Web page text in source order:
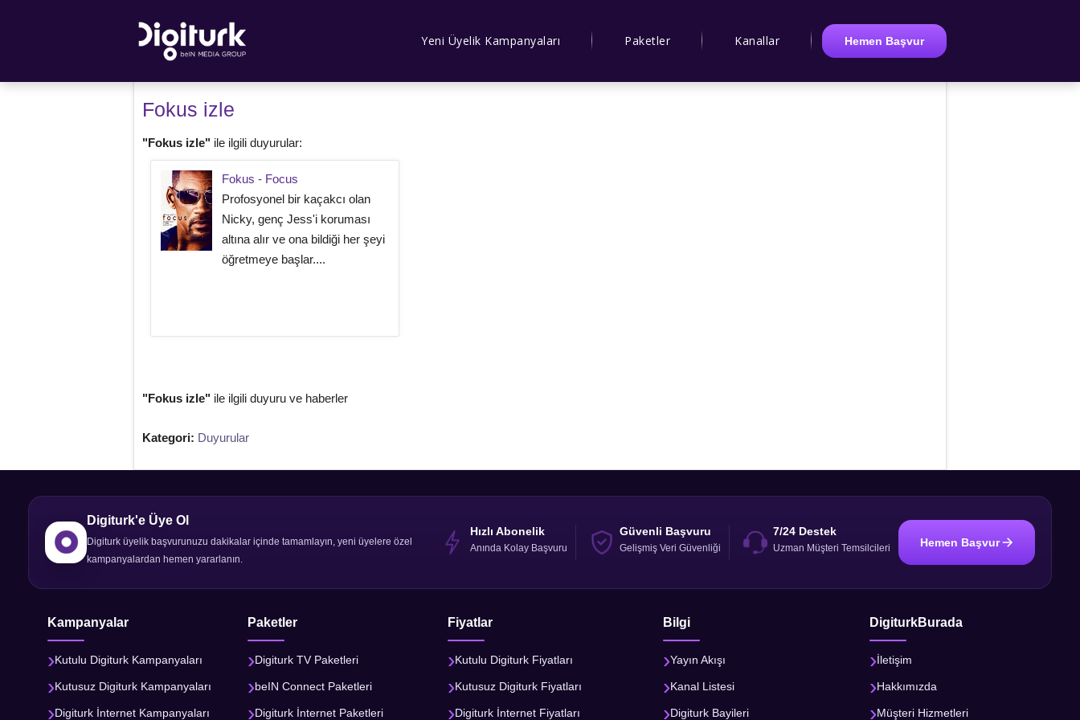
Yeni Üyelik Kampanyaları Paketler Kanallar Hemen Başvur
Fokus izle
"Fokus izle" ile ilgili duyurular:
Fokus - Focus
Profosyonel bir kaçakcı olan
Nicky, genç Jess'i koruması
altına alır ve ona bildiği her şeyi
öğretmeye başlar....
"Fokus izle" ile ilgili duyuru ve haberler
Kategori: Duyurular
Digiturk'e Üye Ol
Digiturk üyelik başvurunuzu dakikalar içinde tamamlayın, yeni üyelere özel
kampanyalardan hemen yararlanın.
Hızlı Abonelik
Anında Kolay Başvuru
Güvenli Başvuru
Gelişmiş Veri Güvenliği
7/24 Destek
Uzman Müşteri Temsilcileri Hemen Başvur
Kampanyalar
Kutulu Digiturk Kampanyaları
Kutusuz Digiturk Kampanyaları
Digiturk İnternet Kampanyaları
Paketler
Digiturk TV Paketleri
beIN Connect Paketleri
Digiturk İnternet Paketleri
Fiyatlar
Kutulu Digiturk Fiyatları
Kutusuz Digiturk Fiyatları
Digiturk İnternet Fiyatları
Bilgi
Yayın Akışı
Kanal Listesi
Digiturk Bayileri
DigiturkBurada
İletişim
Hakkımızda
Müşteri Hizmetleri